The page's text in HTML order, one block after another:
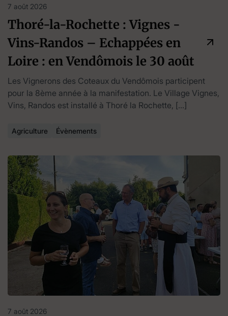
7 août 2026
Thoré-la-Rochette : Vignes -
Vins-Randos – Echappées en
Loire : en Vendômois le 30 août
Les Vignerons des Coteaux du Vendômois participent
pour la 8ème année à la manifestation. Le Village Vignes,
Vins, Randos est installé à Thoré la Rochette, […]
Agriculture Évènements
7 août 2026